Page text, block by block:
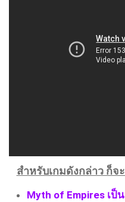
สำหรับเกมดังกล่าว ก็
Myth of Empires เป็